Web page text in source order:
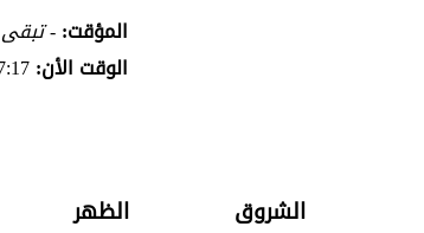
المؤقت:- تبقى 05:10
الوقت الأن:
الشروق الظهر